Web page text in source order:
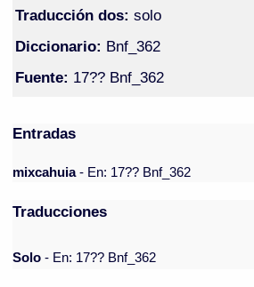
Traducción dos: solo
Diccionario: Bnf_362
Fuente: 17?? Bnf_362
Entradas
mixcahuia- En: 17?? Bnf_362
Traducciones
Solo - En: 17?? Bnf_362